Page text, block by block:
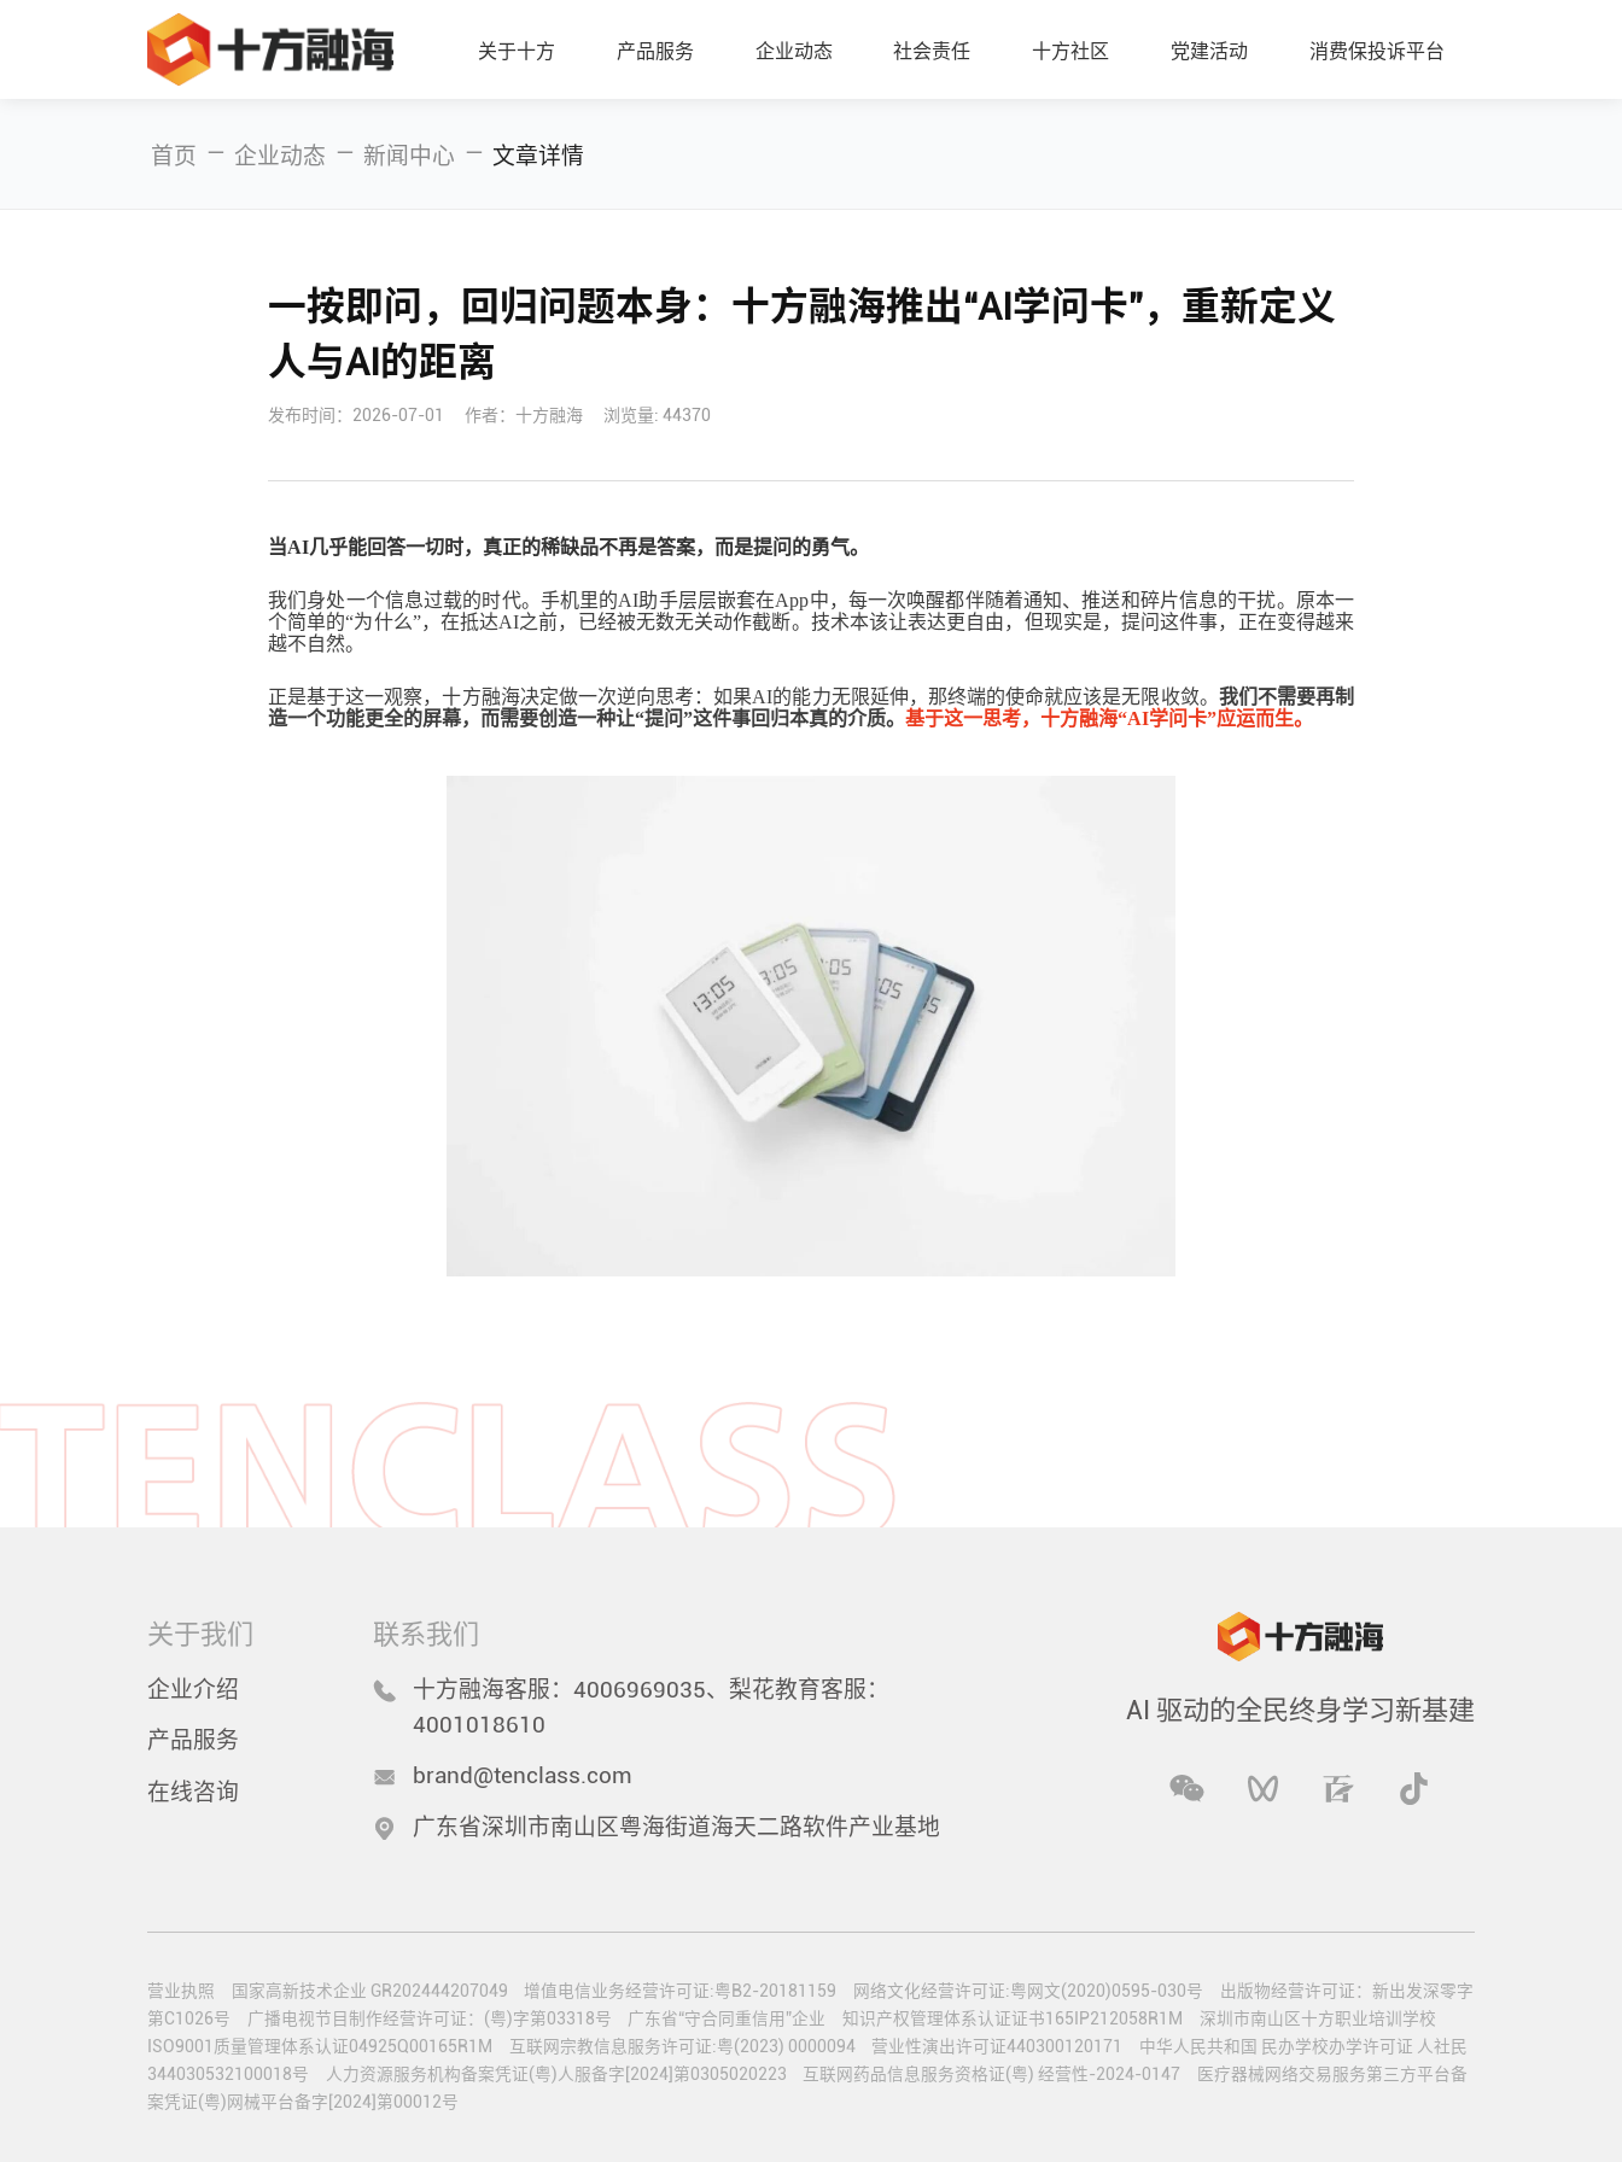
关于十方 产品服务 企业动态 社会责任 十方社区 党建活动 消费保投诉平台
首页 — 企业动态 — 新闻中心 — 文章详情
一按即问，回归问题本身：十方融海推出“AI学问卡”，重新定义
人与AI的距离
发布时间： 2026-07-01 作者：十方融海 浏览量: 44370
当AI几乎能回答一切时，真正的稀缺品不再是答案，而是提问的勇气。
我们身处一个信息过载的时代。手机里的AI助手层层嵌套在App中，每一次唤醒都伴随着通知、推送和碎片信息的干扰。原本一
个简单的“为什么”，在抵达AI之前，已经被无数无关动作截断。技术本该让表达更自由，但现实是，提问这件事，正在变得越来
越不自然。
正是基于这一观察，十方融海决定做一次逆向思考：如果AI的能力无限延伸，那终端的使命就应该是无限收敛。 我们不需要再制
造一个功能更全的屏幕，而需要创造一种让“提问”这件事回归本真的介质。 基于这一思考，十方融海“AI学问卡”应运而生。
关于我们
企业介绍
产品服务
在线咨询
联系我们
十方融海客服：4006969035、梨花教育客服：
4001018610
brand@tenclass.com
广东省深圳市南山区粤海街道海天二路软件产业基地
AI 驱动的全民终身学习新基建
营业执照 国家高新技术企业 GR202444207049 增值电信业务经营许可证:粤B2-20181159 网络文化经营许可证:粤网文(2020)0595-030号
出版物经营许可证：新出发深零字
第C1026号
广播电视节目制作经营许可证：(粤)字第03318号 广东省“守合同重信用”企业 知识产权管理体系认证证书165IP212058R1M
深圳市南山区十方职业培训学校
ISO9001质量管理体系认证04925Q00165R1M
互联网宗教信息服务许可证:粤(2023) 0000094 营业性演出许可证440300120171
中华人民共和国 民办学校办学许可证 人社民
344030532100018号
人力资源服务机构备案凭证(粤)人服备字[2024]第0305020223 互联网药品信息服务资格证(粤) 经营性-2024-0147
医疗器械网络交易服务第三方平台备
案凭证(粤)网械平台备字[2024]第00012号